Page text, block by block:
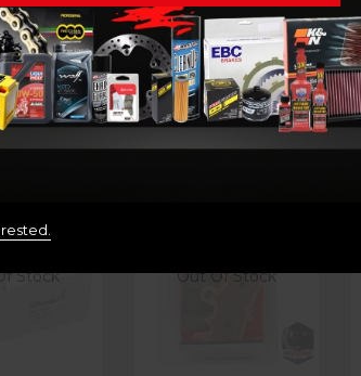
Stock Out Of Stock